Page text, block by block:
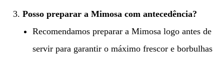
Posso preparar a Mimosa com antecedência?
Recomendamos preparar a Mimosa logo antes de
servir para garantir o máximo frescor e borbulhas